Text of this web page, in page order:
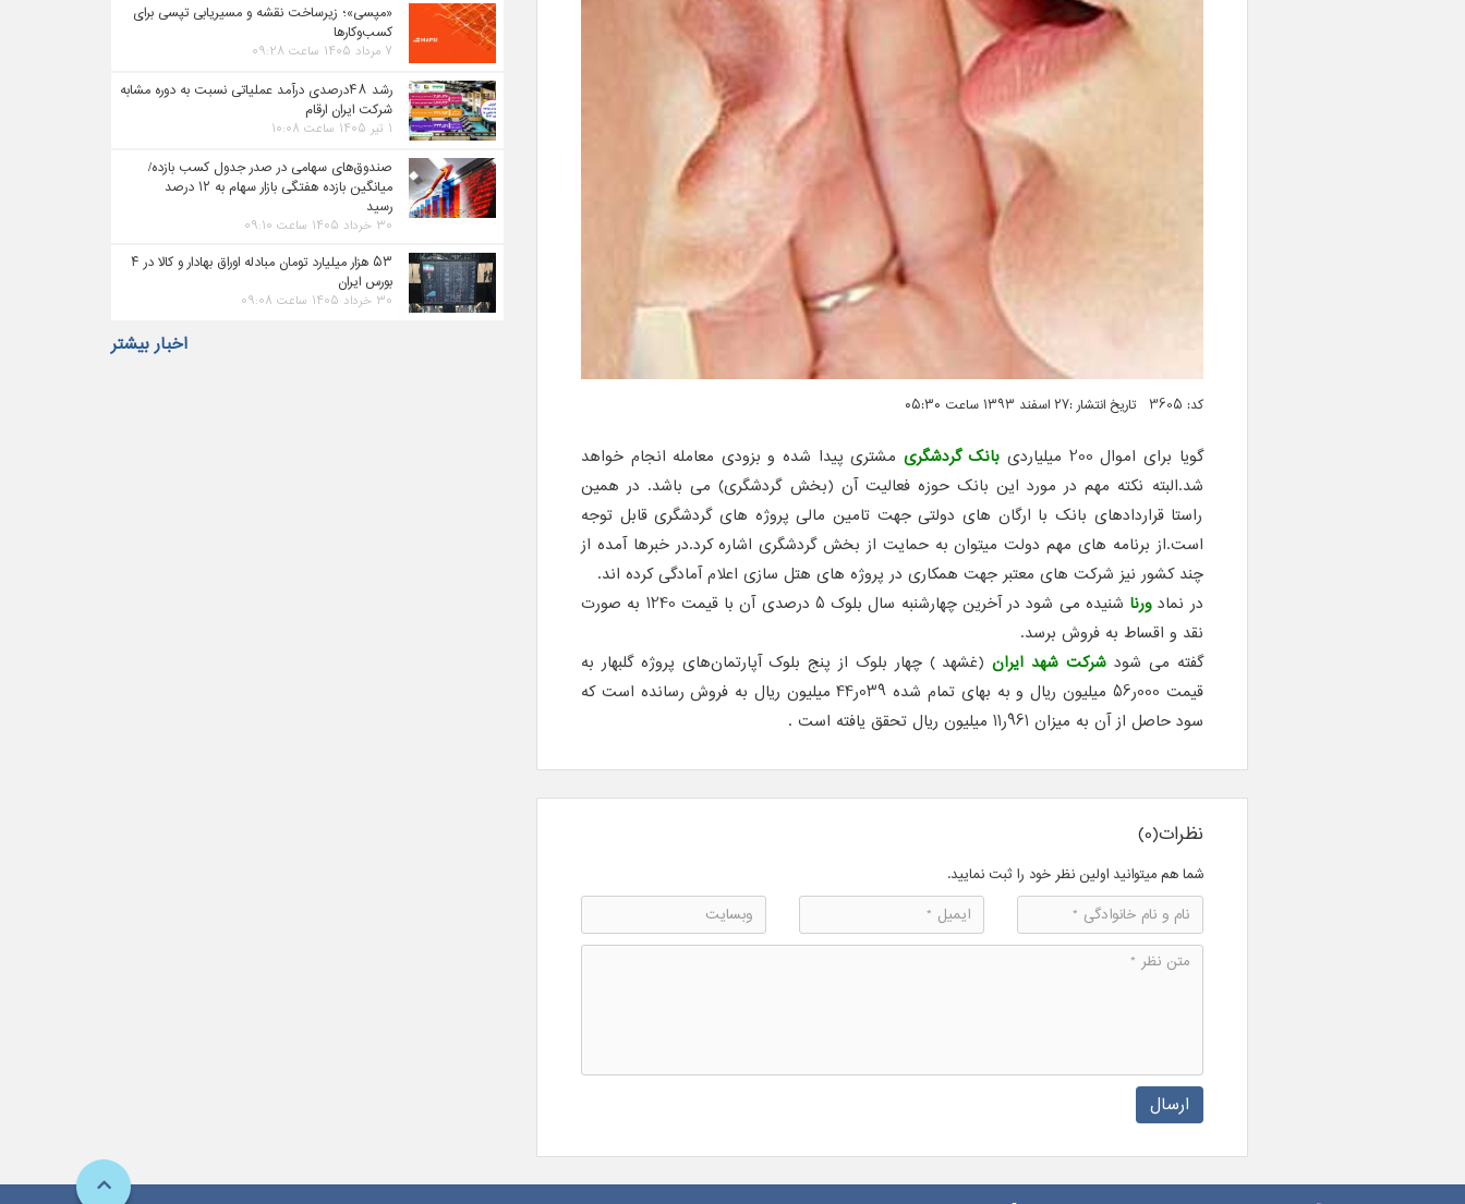
کد: 3605 تاریخ انتشار :۲۷ اسفند ۱۳۹۳ ساعت ۰۵:۳۰
گویا برای اموال 200 میلیاردی بانک گردشگری مشتری پیدا شده و بزودی معامله انجام خواهد
شد.البته نکته مهم در مورد این بانک حوزه فعالیت آن (بخش گردشگری) می باشد. در همین
راستا قراردادهای بانک با ارگان های دولتی جهت تامین مالی پروژه های گردشگری قابل توجه
است.از برنامه های مهم دولت میتوان به حمایت از بخش گردشگری اشاره کرد.در خبرها آمده از
چند کشور نیز شرکت های معتبر جهت همکاری در پروژه های هتل سازی اعلام آمادگی کرده اند.
در نمادورنا
شنیده می شود در آخرین چهارشنبه سال بلوک 5 درصدی آن با قیمت 1240 به صورت
نقد و اقساط به فروش برسد.
گفته می شودشرکت شهد ایران (غشهد ) چهار بلوک از پنج بلوک آپارتمان‌های پروژه گلبهار به
قیمت 000ر56 میلیون ریال و به بهای تمام شده 039ر44 میلیون ریال به فروش رسانده است که
سود حاصل از آن به میزان 961ر11 میلیون ریال تحقق یافته است .
نظرات(0)
شما هم میتوانید اولین نظر خود را ثبت نمایید.
ارسال
«مپسی»؛ زیرساخت نقشه و مسیریابی تپسی برای
کسب‌وکارها
۷ مرداد ۱۴۰۵ ساعت ۰۹:۲۸
رشد ۴۸درصدی درآمد عملیاتی نسبت به دوره مشابه
شرکت ایران ارقام
۱ تیر ۱۴۰۵ ساعت ۱۰:۰۸
صندوق‌های سهامی در صدر جدول کسب بازده/
میانگین بازده هفتگی بازار سهام به ۱۲ درصد
رسید
۳۰ خرداد ۱۴۰۵ ساعت ۰۹:۱۰
۵۳ هزار میلیارد تومان مبادله اوراق بهادار و کالا در ۴
بورس ایران
۳۰ خرداد ۱۴۰۵ ساعت ۰۹:۰۸
اخبار بیشتر